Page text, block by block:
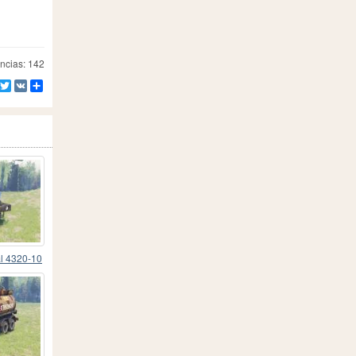
142
Twitter
VK
4320-10